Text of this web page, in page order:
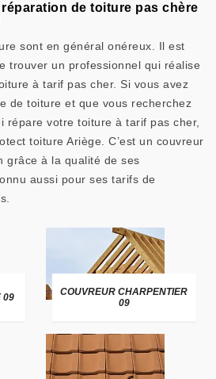
de toiture pas chère
sont en général onéreux. Il est
trouver un professionnel qui réalise
à tarif pas cher. Si vous avez
de toiture et que vous recherchez
répare votre toiture à tarif pas cher,
toiture Ariège. C’est un couvreur
grâce à la qualité de ses
aussi pour ses tarifs de
09
COUVREUR CHARPENTIER
09